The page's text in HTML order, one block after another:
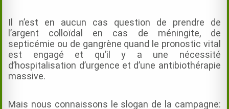
Il n’est en aucun cas question de prendre de
l’argent colloïdal en cas de méningite, de
septicémie ou de gangrène quand le pronostic vital
est engagé et qu’il y a une nécessité
d’hospitalisation d’urgence et d’une antibiothérapie
massive.
Mais nous connaissons le slogan de la campagne: